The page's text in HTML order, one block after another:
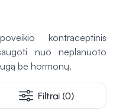
kontraceptinis
nuo neplanuoto
be hormonų.
Filtrai (0)